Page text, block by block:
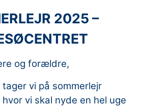
2025 –
og forældre,
vi på sommerlejr
hvor vi skal nyde en hel uge